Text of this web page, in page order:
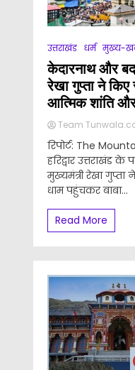
उत्तराखंड धर्म मुख्य-
केदारनाथ और
रेखा गुप्ता ने किए
आत्मिक शांति
Team
रिपोर्ट: The
हरिद्वार उत्तराखंड के
मुख्यमंत्री रेखा
धाम पहुंचकर बाबा...
Read More